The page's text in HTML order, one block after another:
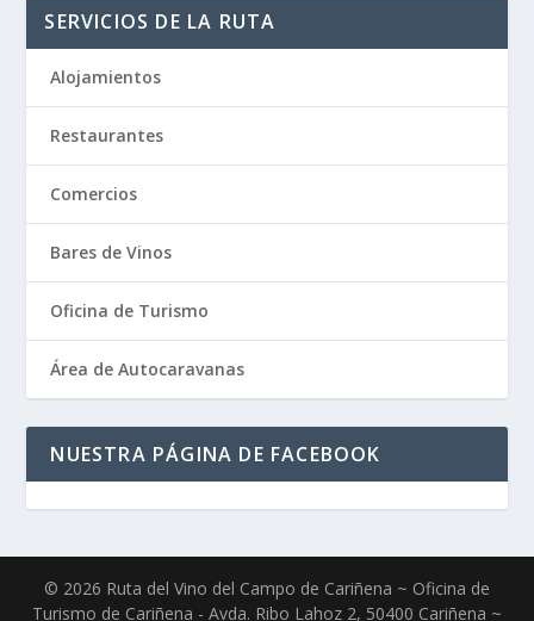
SERVICIOS DE LA RUTA
Alojamientos
Restaurantes
Comercios
Bares de Vinos
Oficina de Turismo
Área de Autocaravanas
NUESTRA PÁGINA DE FACEBOOK
© 2026 Ruta del Vino del Campo de Cariñena ~ Oficina de
Turismo de Cariñena - Avda. Ribo Lahoz 2, 50400 Cariñena ~